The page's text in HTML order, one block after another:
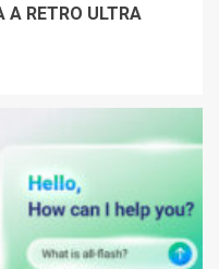
A RETRO ULTRA